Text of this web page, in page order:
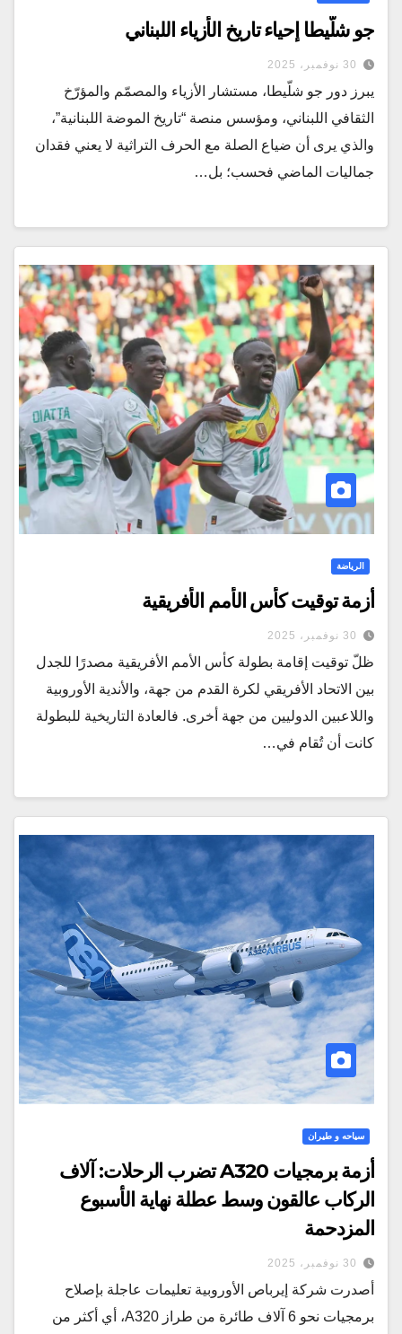
جو شلّيطا إحياء تاريخ الأزياء اللبناني
30 نوفمبر، 2025
يبرز دور جو شلّيطا، مستشار الأزياء والمصمّم والمؤرّخ
الثقافي اللبناني، ومؤسس منصة “تاريخ الموضة اللبنانية”،
والذي يرى أن ضياع الصلة مع الحرف التراثية لا يعني فقدان
جماليات الماضي فحسب؛ بل…
الرياضة
أزمة توقيت كأس الأمم الأفريقية
30 نوفمبر، 2025
ظلّ توقيت إقامة بطولة كأس الأمم الأفريقية مصدرًا للجدل
بين الاتحاد الأفريقي لكرة القدم من جهة، والأندية الأوروبية
واللاعبين الدوليين من جهة أخرى. فالعادة التاريخية للبطولة
كانت أن تُقام في…
سياحه و طيران
أزمة برمجيات A320 تضرب الرحلات: آلاف
الركاب عالقون وسط عطلة نهاية الأسبوع
المزدحمة
30 نوفمبر، 2025
أصدرت شركة إيرباص الأوروبية تعليمات عاجلة بإصلاح
برمجيات نحو 6 آلاف طائرة من طراز A320، أي أكثر من